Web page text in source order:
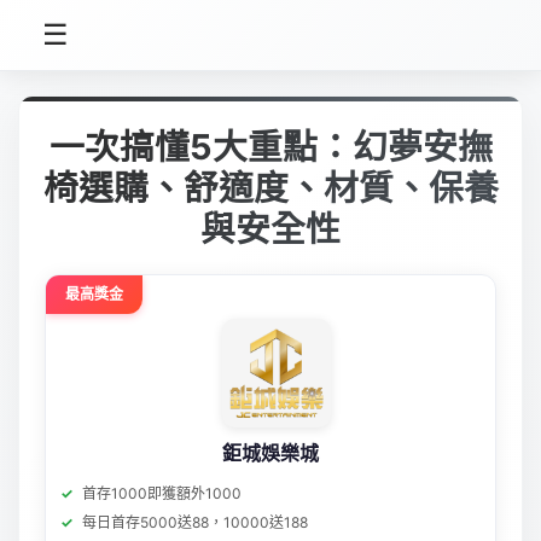
☰
一次搞懂5大重點：幻夢安撫
椅選購、舒適度、材質、保養
與安全性
最高獎金
鉅城娛樂城
首存1000即獲額外1000
每日首存5000送88，10000送188